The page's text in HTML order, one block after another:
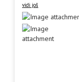
vidi još